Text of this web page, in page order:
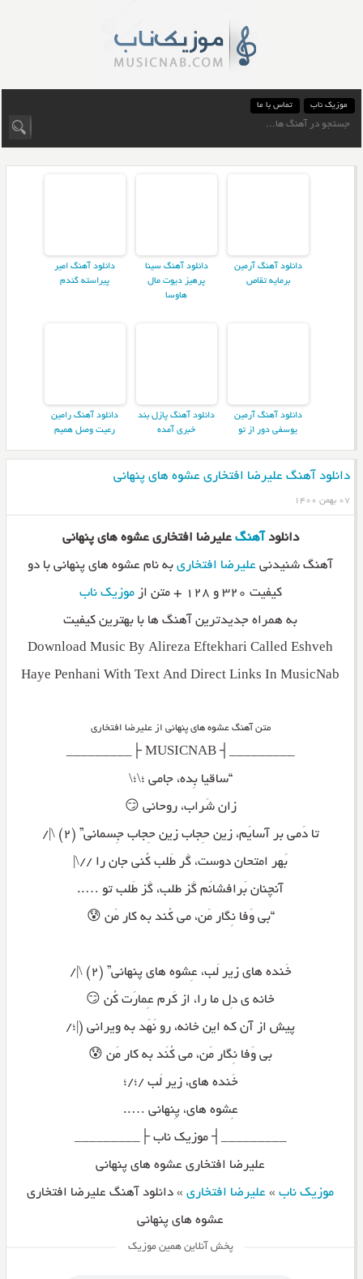
موزیک ناب تماس با ما
دانلود آهنگ آرمین
برمایه تقاص
دانلود آهنگ سینا
پرهیز دیوت مال
هاوسا
دانلود آهنگ امیر
پیراسته گندم
دانلود آهنگ آرمین
یوسفی دور از تو
دانلود آهنگ پازل بند
خبری آمده
دانلود آهنگ رامین
رعیت وصل همیم
دانلود آهنگ علیرضا افتخاری عشوه های پنهانی
۰۷ بهمن ۱۴۰۰
دانلود آهنگ علیرضا افتخاری عشوه های پنهانی
آهنگ شنیدنی علیرضا افتخاریبه نام عشوه های پنهانی با دو
کیفیت ۳۲۰ و ۱۲۸ + متن از
موزیک ناب
به همراه جدیدترین آهنگ ها با بهترین کیفیت
Download Music By Alireza Eftekhari Called Eshveh
Haye Penhani With Text And Direct Links In MusicNab
متن آهنگ عشوه های پنهانی از علیرضا افتخاری
_________┤ MUSICNAB ├_________
“ساقیا بِده، جامی ؛\؛\
زان شَراب، روحانی 😏
تا دَمی بر آسایَم، زین حِجاب زین حِجاب جِسمانی” (۲) \|/
بَهر امتحان دوست، گَر طَلب کُنی جان را //\|
آنچنان بَرافشانَم گَز طلب، گَز طَلب تو …..
“بی وَفا نِگار مَن، می کُند به کار مَن 😰
خَنده های زیر لَب، عِشوه های پنهانی” (۲) \|/
خانه ی دِل ما را، از کَرم عِمارَت کُن 😏
پیش از آن که این خانه، رو نَهَد به ویرانی (|؛/
بی وَفا نِگار مَن، می کُنَد به کار مَن 😰
خَنده های، زیر لَب /؛/؛
عِشوه های، پِنهانی …..
_________┤ موزیک ناب ├_________
علیرضا افتخاری عشوه های پنهانی
موزیک ناب» علیرضا افتخاری» دانلود آهنگ علیرضا افتخاری
عشوه های پنهانی
پخش آنلاین همین موزیک